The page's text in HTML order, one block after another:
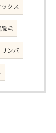
クス
脱毛
リンパ